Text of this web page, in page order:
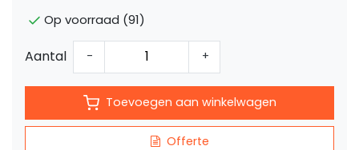
Op voorraad (91)
Aantal - +
Toevoegen aan winkelwagen
Offerte